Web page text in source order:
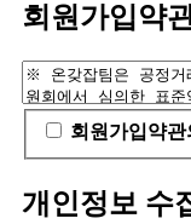
회원가입약
회원가입약
개인정보 수